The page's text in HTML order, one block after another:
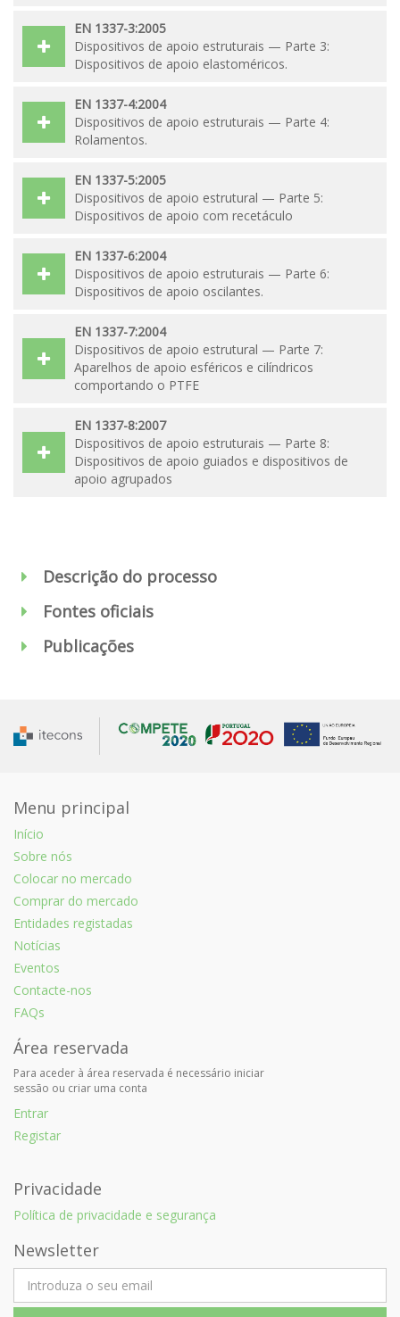
EN 1337-3:2005
Dispositivos de apoio estruturais — Parte 3:
Dispositivos de apoio elastoméricos.
EN 1337-4:2004
Dispositivos de apoio estruturais — Parte 4:
Rolamentos.
EN 1337-5:2005
Dispositivos de apoio estrutural — Parte 5:
Dispositivos de apoio com recetáculo
EN 1337-6:2004
Dispositivos de apoio estruturais — Parte 6:
Dispositivos de apoio oscilantes.
EN 1337-7:2004
Dispositivos de apoio estrutural — Parte 7:
Aparelhos de apoio esféricos e cilíndricos
comportando o PTFE
EN 1337-8:2007
Dispositivos de apoio estruturais — Parte 8:
Dispositivos de apoio guiados e dispositivos de
apoio agrupados
Descrição do processo
Fontes oficiais
Publicações
Menu principal
Início
Sobre nós
Colocar no mercado
Comprar do mercado
Entidades registadas
Notícias
Eventos
Contacte-nos
FAQs
Área reservada
Para aceder à área reservada é necessário iniciar
sessão ou criar uma conta
Entrar
Registar
Privacidade
Política de privacidade e segurança
Newsletter